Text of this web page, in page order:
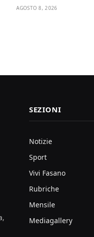
AGOSTO 8, 2026
SEZIONI
Notizie
Sport
Vivi Fasano
Rubriche
Mensile
Mediagallery